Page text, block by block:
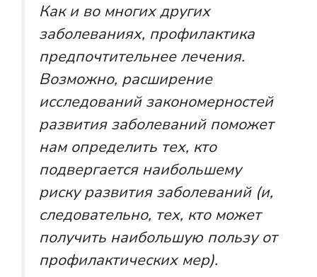
Как и во многих других
заболеваниях, профилактика
предпочтительнее лечения.
Возможно, расширение
исследований закономерностей
развития заболеваний поможет
нам определить тех, кто
подвергается наибольшему
риску развития заболеваний (и,
следовательно, тех, кто может
получить наибольшую пользу от
профилактических мер).